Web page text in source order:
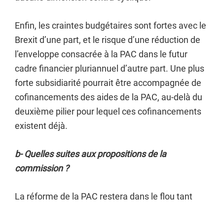
Enfin, les craintes budgétaires sont fortes avec le
Brexit d’une part, et le risque d’une réduction de
l’enveloppe consacrée à la PAC dans le futur
cadre financier pluriannuel d’autre part. Une plus
forte subsidiarité pourrait être accompagnée de
cofinancements des aides de la PAC, au-delà du
deuxième pilier pour lequel ces cofinancements
existent déjà.
b- Quelles suites aux propositions de la
commission ?
La réforme de la PAC restera dans le flou tant